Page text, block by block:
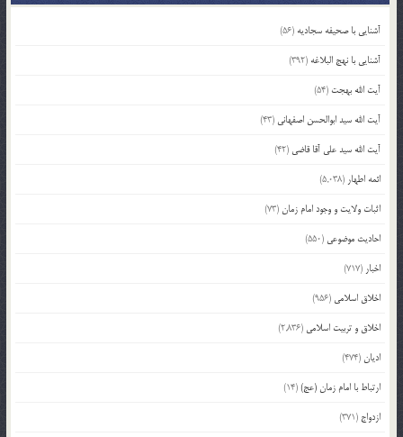
آشنایی با صحیفه سجادیه (56)
آشنایی با نهج البلاغه (392)
آیت الله بهجت (54)
آیت الله سید ابوالحسن اصفهانی (43)
آیت الله سید علی آقا قاضی (42)
ائمه اطهار (5,038)
اثبات ولایت و وجود امام زمان(73)
احادیث موضوعی (550)
اخبار (717)
اخلاق اسلامی (956)
اخلاق و تربیت اسلامی (2,836)
ادیان(474)
ارتباط با امام زمان (عج)(14)
ازدواج (371)